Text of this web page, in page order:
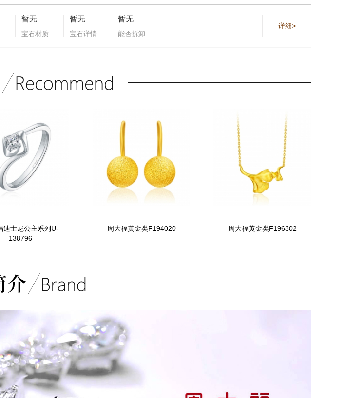
暂无
宝石材质
暂无
宝石详情
暂无
能否拆卸
详细>
迪士尼公主系列U-
138796
周大福黄金类F194020 周大福黄金类F196302